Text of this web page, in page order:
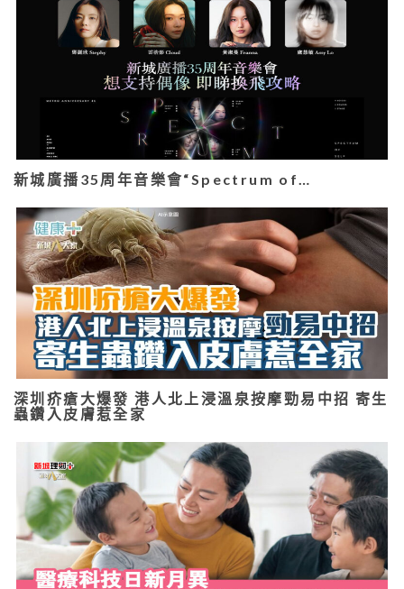
新城廣播35周年音樂會“Spectrum of…
深圳疥瘡大爆發 港人北上浸溫泉按摩勁易中招 寄生
蟲鑽入皮膚惹全家